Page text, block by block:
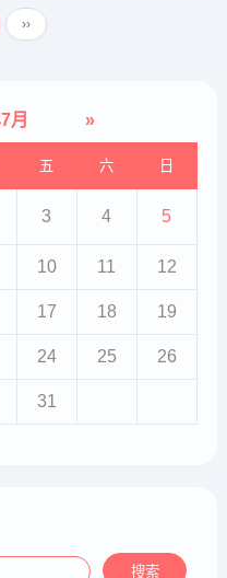
语曾经是3亿人口的官方语
而即便拥有上千万人的满族
››
月 »
五 六 日
3 4 5
10 11 12
17 18 19
24 25 26
31